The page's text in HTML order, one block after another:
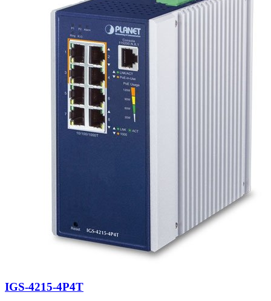
IGS-4215-4P4T